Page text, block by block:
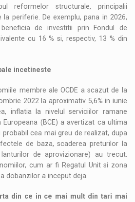
reformelor structurale, principalii
la periferie. De exemplu, pana in 2026,
de investitii prin Fondul de
cu 16 % si, respectiv, 13 % din
incetineste
membre ale OCDE a scazut de la
2022 la aproximativ 5,6% in iunie
inflatia la nivelul serviciilor ramane
Europeana (BCE) a avertizat ca ultima
cea mai greu de realizat, dupa
de baza, scaderea preturilor la
de aprovizionare) au trecut.
cum ar fi Regatul Unit si zona
dobanzilor a inceput deja.
din ce in ce mai mult din tari mai